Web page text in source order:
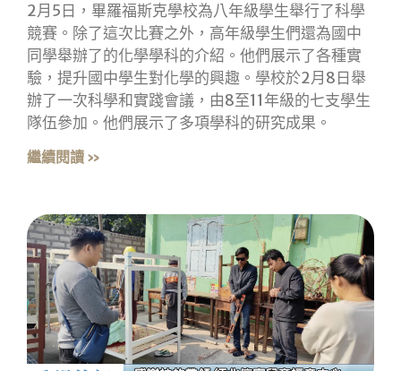
2月5日，畢羅福斯克學校為八年級學生舉行了科學
競賽。除了這次比賽之外，高年級學生們還為國中
同學舉辦了的化學學科的介紹。他們展示了各種實
驗，提升國中學生對化學的興趣。學校於2月8日舉
辦了一次科學和實踐會議，由8至11年級的七支學生
隊伍參加。他們展示了多項學科的研究成果。
繼續閱讀 »